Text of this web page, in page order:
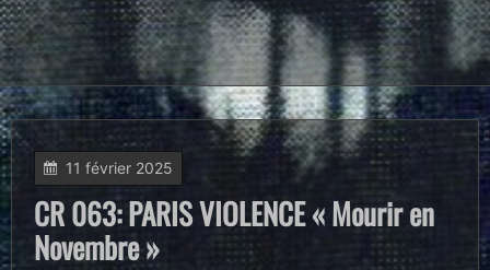
11 février 2025
CR 063: PARIS VIOLENCE « Mourir en
Novembre »